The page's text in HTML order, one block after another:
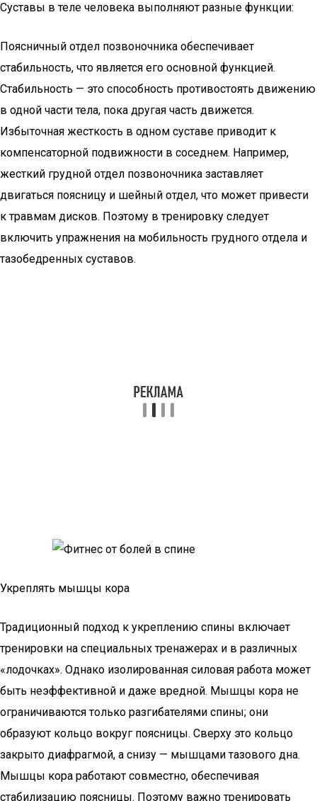
Суставы в теле человека выполняют разные функции:
Поясничный отдел позвоночника обеспечивает
стабильность, что является его основной функцией.
Стабильность — это способность противостоять движению
в одной части тела, пока другая часть движется.
Избыточная жесткость в одном суставе приводит к
компенсаторной подвижности в соседнем. Например,
жесткий грудной отдел позвоночника заставляет
двигаться поясницу и шейный отдел, что может привести
к травмам дисков. Поэтому в тренировку следует
включить упражнения на мобильность грудного отдела и
тазобедренных суставов.
Укреплять мышцы кора
Традиционный подход к укреплению спины включает
тренировки на специальных тренажерах и в различных
«лодочках». Однако изолированная силовая работа может
быть неэффективной и даже вредной. Мышцы кора не
ограничиваются только разгибателями спины; они
образуют кольцо вокруг поясницы. Сверху это кольцо
закрыто диафрагмой, а снизу — мышцами тазового дна.
Мышцы кора работают совместно, обеспечивая
стабилизацию поясницы. Поэтому важно тренировать